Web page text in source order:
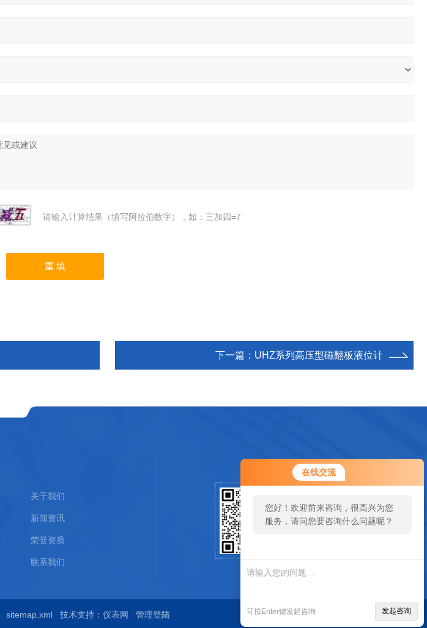
在线交流
您好！欢迎前来咨询，很高兴为您
服务，请问您要咨询什么问题呢？
可按Enter键发起咨询 发起咨询
请输入计算结果（填写阿拉伯数字），如：三加四=7
下一篇： UHZ系列高压型磁翻板液位计
关于我们
新闻资讯
荣誉资质
联系我们
扫码加微信
sitemap.xml 技术支持： 仪表网 管理登陆